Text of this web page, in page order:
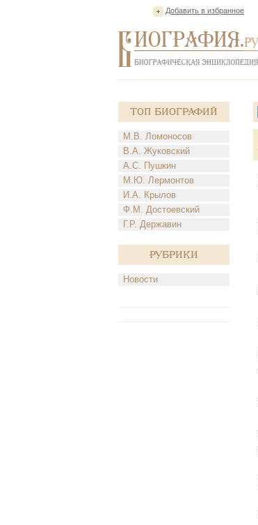
Добавить в избранное
Топ Биографий
М.В. Ломоносов
В.А. Жуковский
А.С. Пушкин
М.Ю. Лермонтов
И.А. Крылов
Ф.М. Достоевский
Г.Р. Державин
Рубрики
Новости